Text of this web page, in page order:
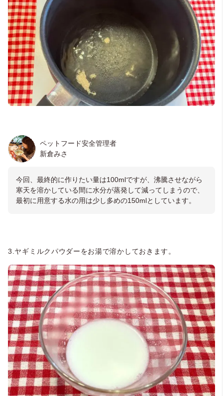
ペットフード安全管理者
新倉みさ
今回、最終的に作りたい量は100mlですが、沸騰させながら
寒天を溶かしている間に水分が蒸発して減ってしまうので、
最初に用意する水の用は少し多めの150mlとしています。
3.ヤギミルクパウダーをお湯で溶かしておきます。